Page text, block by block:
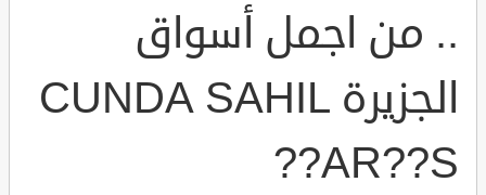
.. من اجمل أسواق
الجزيرة CUNDA SAHIL
?AR??S?